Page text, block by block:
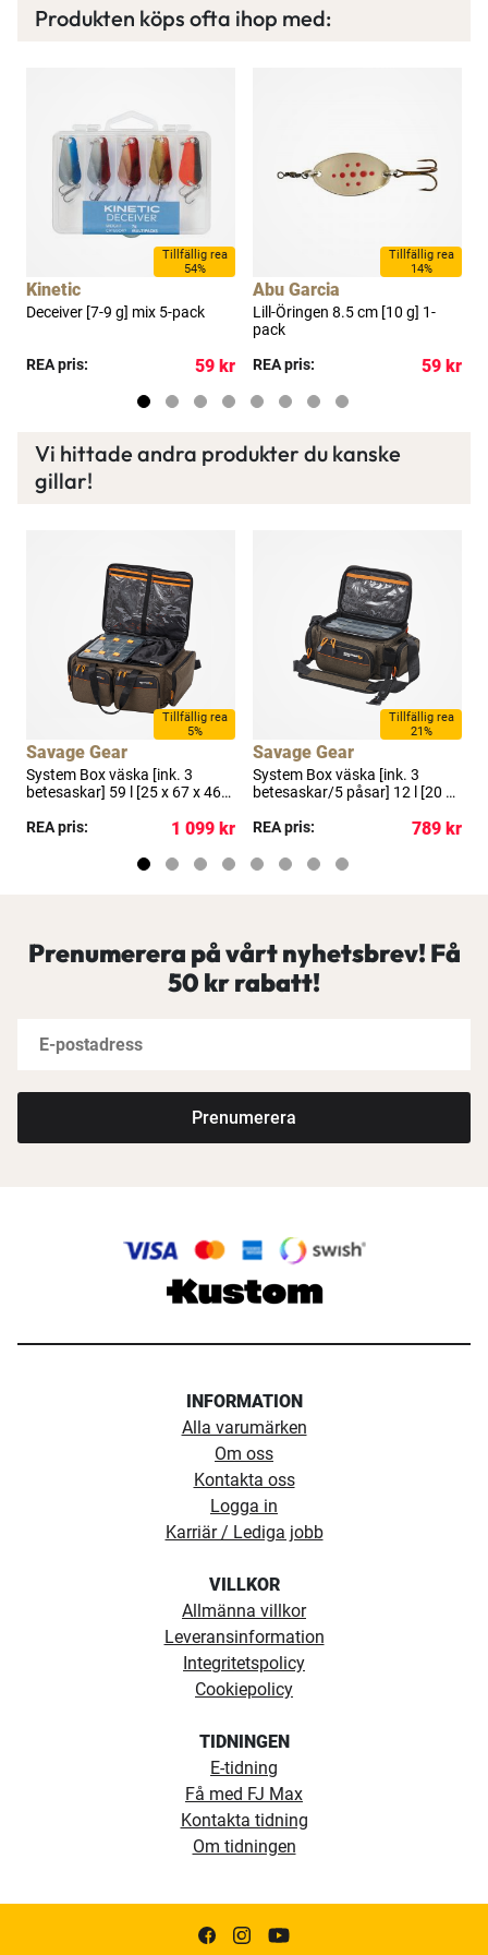
Ett exklusivt medlemskap med många förmåner.
Läs mer här
Produkten köps ofta ihop med:
Tillfällig rea
54%
Kinetic
Deceiver [7-9 g] mix 5-pack
REA pris: 59 kr
Tillfällig rea
14%
Abu Garcia
Lill-Öringen 8.5 cm [10 g] 1-
pack
REA pris:
59 kr
Vi hittade andra produkter du kanske
gillar!
Tillfällig rea
5%
Savage Gear
System Box väska [ink. 3
betesaskar] 59 l [25 x 67 x 46
REA pris:
1 099 kr
Tillfällig rea
21%
Savage Gear
System Box väska [ink. 3
betesaskar/5 påsar] 12 l [20 x
brun/svart
REA pris: 789 kr
Prenumerera på vårt nyhetsbrev! Få
50 kr rabatt!
Prenumerera
INFORMATION
Alla varumärken
Om oss
Kontakta oss
Logga in
Karriär / Lediga jobb
VILLKOR
Allmänna villkor
Leveransinformation
Integritetspolicy
Cookiepolicy
TIDNINGEN
E-tidning
Få med FJ Max
Kontakta tidning
Om tidningen